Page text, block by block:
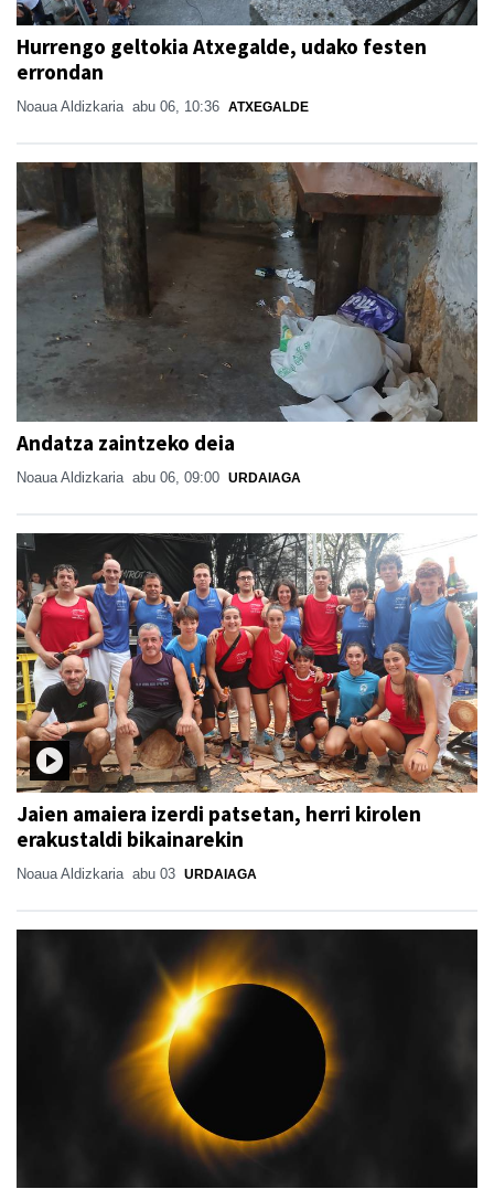
Hurrengo geltokia Atxegalde, udako festen
errondan
Noaua Aldizkaria abu 06, 10:36 ATXEGALDE
Andatza zaintzeko deia
Noaua Aldizkaria abu 06, 09:00 URDAIAGA
Jaien amaiera izerdi patsetan, herri kirolen
erakustaldi bikainarekin
Noaua Aldizkaria abu 03 URDAIAGA